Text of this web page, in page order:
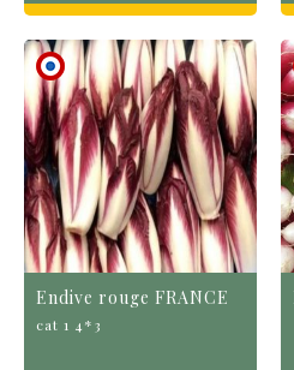
Endive rouge FRANCE
cat 1 4*3